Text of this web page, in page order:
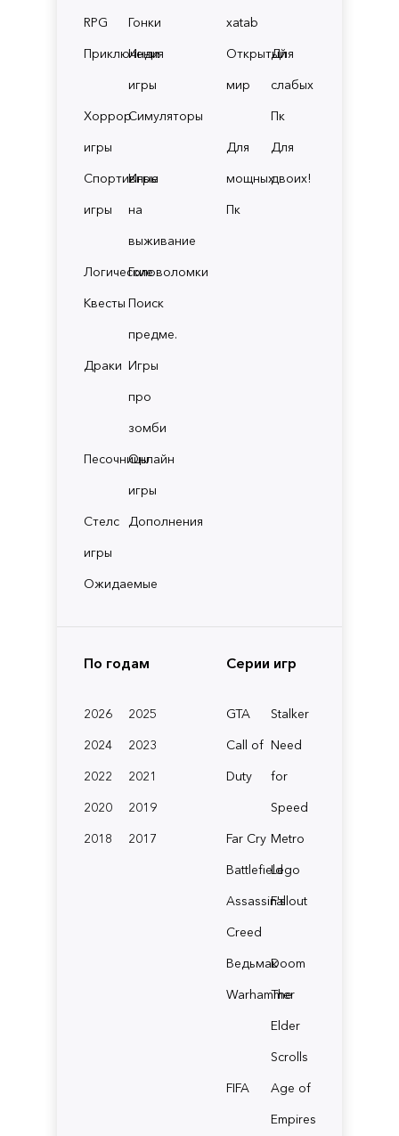
RPG
Гонки
Приключения
Инди
игры
Хоррор
игры
Симуляторы
Спортивные
игры
Игры
на
выживание
ЛогическиеГоловоломки
Квесты Поиск
предме.
Драки Игры
про
зомби
ПесочницыОнлайн
игры
Стелс
игры
Дополнения
Ожидаемые
xatab
Открытый
мир
Для
слабых
Пк
Для
мощных
Пк
Для
двоих!
По годам
2026
2025
2024
2023
2022
2021
2020
2019
2018
2017
Серии игр
GTA
Stalker
Call of
Duty
Need
for
Speed
Far Cry Metro
BattlefieldLego
Assassin's
Creed
Fallout
ВедьмакDoom
Warhammer
The
Elder
Scrolls
FIFA
Age of
Empires